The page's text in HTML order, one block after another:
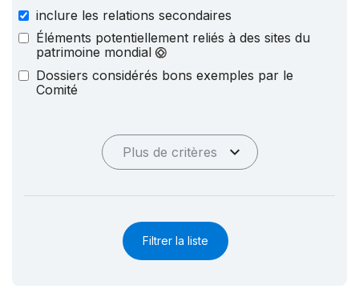
inclure les relations secondaires
Éléments potentiellement reliés à des sites du
patrimoine mondial
Dossiers considérés bons exemples par le
Comité
Plus de critères
Filtrer la liste